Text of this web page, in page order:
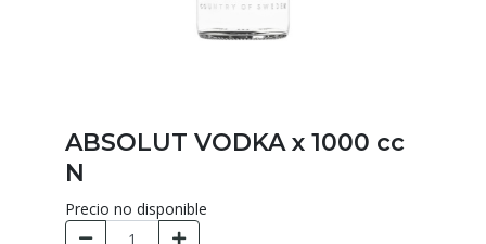
ABSOLUT VODKA x 1000 cc
N
Precio no disponible